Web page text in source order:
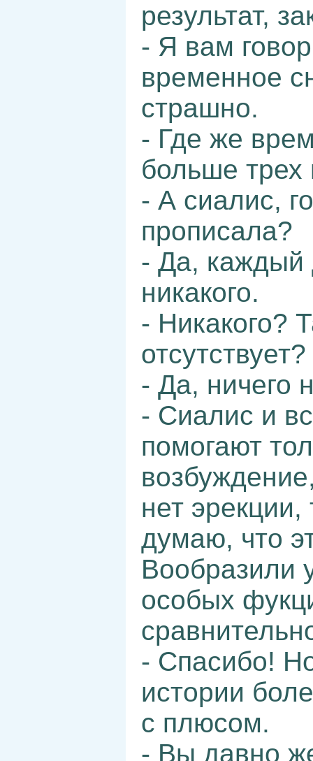
результат,
- Я вам
временное
страшно.
- Где же
больше трех
- А сиалис,
прописала?
- Да,
никакого.
- Никакого?
- Да, ничего
- Сиалис и
помогают
нет
думаю, что
Вообразили
особых
- Спасибо!
истории
с плюсом.
- Вы давно